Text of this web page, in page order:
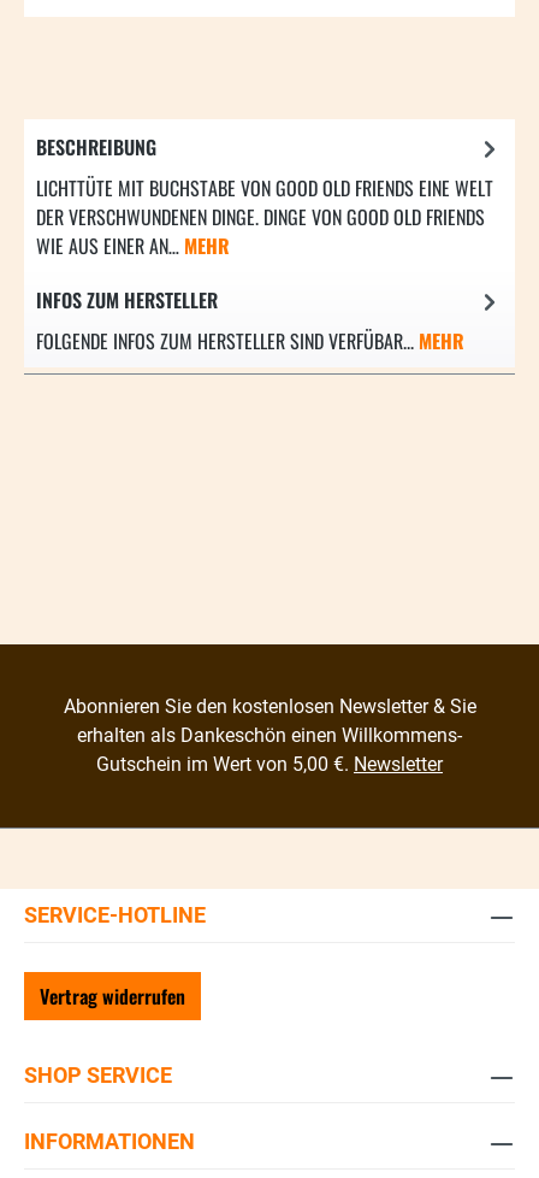
BESCHREIBUNG
LICHTTÜTE MIT BUCHSTABE VON GOOD OLD FRIENDS EINE WELT
DER VERSCHWUNDENEN DINGE. DINGE VON GOOD OLD FRIENDS
WIE AUS EINER AN… MEHR
INFOS ZUM HERSTELLER
FOLGENDE INFOS ZUM HERSTELLER SIND VERFÜBAR... MEHR
Abonnieren Sie den kostenlosen Newsletter & Sie
erhalten als Dankeschön einen Willkommens-
Gutschein im Wert von 5,00 €. Newsletter
SERVICE-HOTLINE
Vertrag widerrufen
SHOP SERVICE
INFORMATIONEN